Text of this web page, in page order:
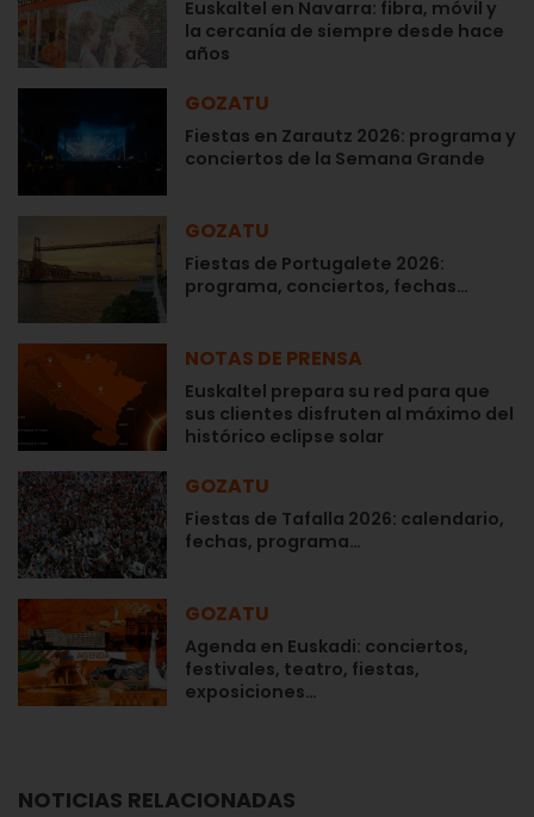
Euskaltel en Navarra: fibra, móvil y
la cercanía de siempre desde hace
años
GOZATU
Fiestas en Zarautz 2026: programa y
conciertos de la Semana Grande
GOZATU
Fiestas de Portugalete 2026:
programa, conciertos, fechas…
NOTAS DE PRENSA
Euskaltel prepara su red para que
sus clientes disfruten al máximo del
histórico eclipse solar
GOZATU
Fiestas de Tafalla 2026: calendario,
fechas, programa…
GOZATU
Agenda en Euskadi: conciertos,
festivales, teatro, fiestas,
exposiciones…
NOTICIAS RELACIONADAS